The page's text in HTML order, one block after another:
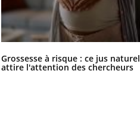
Grossesse à risque : ce jus naturel
attire l'attention des chercheurs